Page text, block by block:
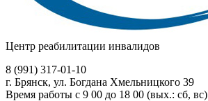
Центр реабилитации инвалидов
8 (991) 317-01-10
г. Брянск, ул. Богдана Хмельницкого 39
Время работы с 9 00 до 18 00 (вых.: сб, вс)